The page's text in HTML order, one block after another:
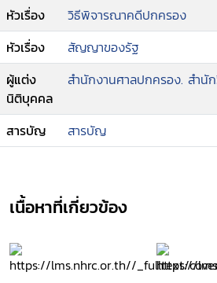
สัญญาซื้อขายที่ดินที่จะถูกเว
--กรณีพิพาทอื่นๆ
--การเสนอข้อพิพาทเกี่ยวกั
การพิจารณาของศาล
--วิธีการชั่วคราวก่อนการพิพ
หัวเรื่อง
วิธีพิจารณาคดีปกครอง
หัวเรื่อง
สัญญาของรัฐ
ผู้แต่ง
นิติบุคคล
สำนักงานศาลปกครอง. สำนัก
สารบัญ สารบัญ
เนื้อหาที่เกี่ยวข้อง